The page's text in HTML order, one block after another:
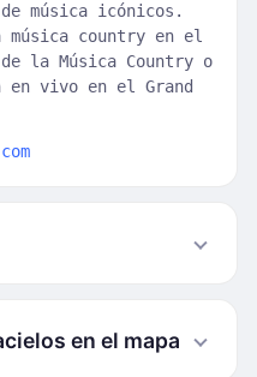
música icónicos.
country en el
la Música Country o
en vivo en el Grand
en el mapa